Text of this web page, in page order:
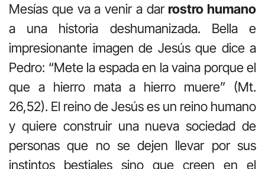
Mesías que va a venir a dar rostro humano
a una historia deshumanizada. Bella e
impresionante imagen de Jesús que dice a
Pedro: “Mete la espada en la vaina porque el
que a hierro mata a hierro muere” (Mt.
26,52). El reino de Jesús es un reino humano
y quiere construir una nueva sociedad de
personas que no se dejen llevar por sus
instintos bestiales sino que creen en el